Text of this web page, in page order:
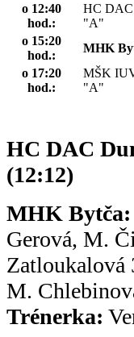
o 12:40
hod.:
HC DAC
"A"
o 15:20
hod.:
MHK
o 17:20
hod.:
MŠK
"A"
HC DAC
(12:12)
MHK Bytča:
Gerová, M.
Zatloukalová
M.
Trénerka: